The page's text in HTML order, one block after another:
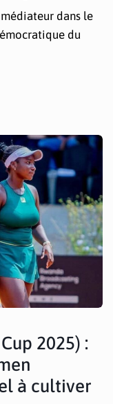
dans le
du
2025) :
à cultiver